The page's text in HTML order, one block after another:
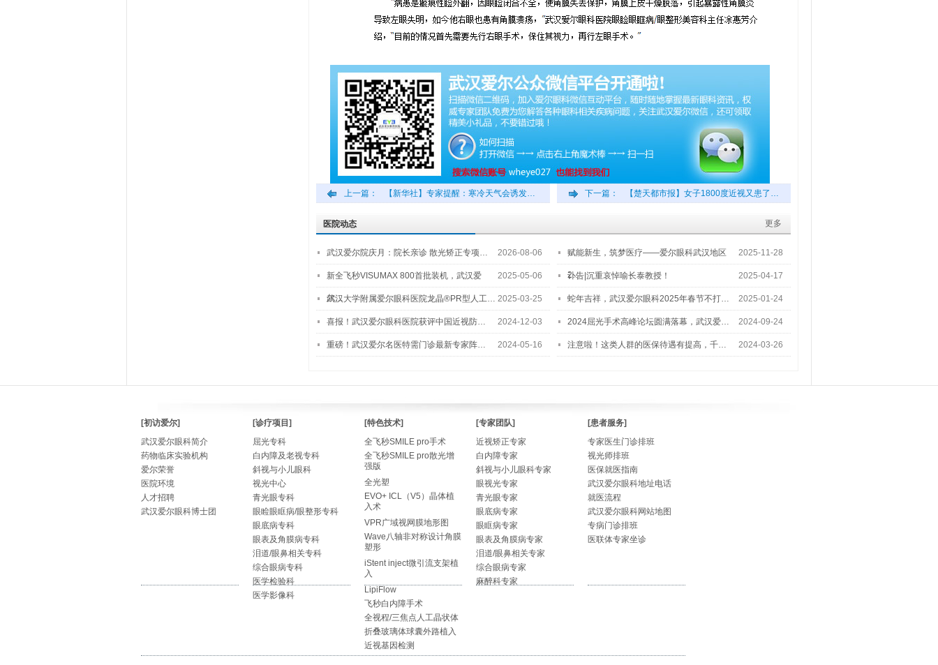
上一篇： 【新华社】专家提醒：寒冷天气会诱发… 下一篇： 【楚天都市报】女子1800度近视又患了…
更多
医院动态
武汉爱尔院庆月：院长亲诊 散光矫正专项… 2026-08-06 赋能新生，筑梦医疗——爱尔眼科武汉地区
2…
2025-11-28
新全飞秒VISUMAX 800首批装机，武汉爱
尔…
2025-05-06 讣告|沉重哀悼喻长泰教授！ 2025-04-17
武汉大学附属爱尔眼科医院龙晶®PR型人工… 2025-03-25 蛇年吉祥，武汉爱尔眼科2025年春节不打… 2025-01-24
喜报！武汉爱尔眼科医院获评中国近视防… 2024-12-03 2024屈光手术高峰论坛圆满落幕，武汉爱… 2024-09-24
重磅！武汉爱尔名医特需门诊最新专家阵… 2024-05-16 注意啦！这类人群的医保待遇有提高，千… 2024-03-26
[初访爱尔]
武汉爱尔眼科简介
药物临床实验机构
爱尔荣誉
医院环境
人才招聘
武汉爱尔眼科博士团
[诊疗项目]
屈光专科
白内障及老视专科
斜视与小儿眼科
视光中心
青光眼专科
眼睑眼眶病/眼整形专科
眼底病专科
眼表及角膜病专科
泪道/眼鼻相关专科
综合眼病专科
医学检验科
医学影像科
[特色技术]
全飞秒SMILE pro手术
全飞秒SMILE pro散光增
强版
全光塑
EVO+ ICL（V5）晶体植
入术
VPR广域视网膜地形图
Wave八轴非对称设计角膜
塑形
iStent inject微引流支架植
入
LipiFlow
飞秒白内障手术
全视程/三焦点人工晶状体
折叠玻璃体球囊外路植入
近视基因检测
[专家团队]
近视矫正专家
白内障专家
斜视与小儿眼科专家
眼视光专家
青光眼专家
眼底病专家
眼眶病专家
眼表及角膜病专家
泪道/眼鼻相关专家
综合眼病专家
麻醉科专家
[患者服务]
专家医生门诊排班
视光师排班
医保就医指南
武汉爱尔眼科地址电话
就医流程
武汉爱尔眼科网站地图
专病门诊排班
医联体专家坐诊